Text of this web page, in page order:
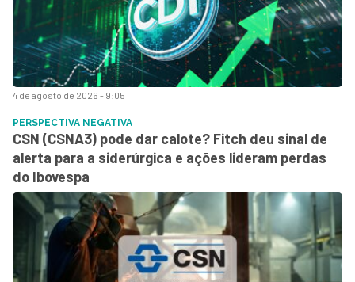
4 de agosto de 2026 - 9:05
PERSPECTIVA NEGATIVA
CSN (CSNA3) pode dar calote? Fitch deu sinal de
alerta para a siderúrgica e ações lideram perdas
do Ibovespa